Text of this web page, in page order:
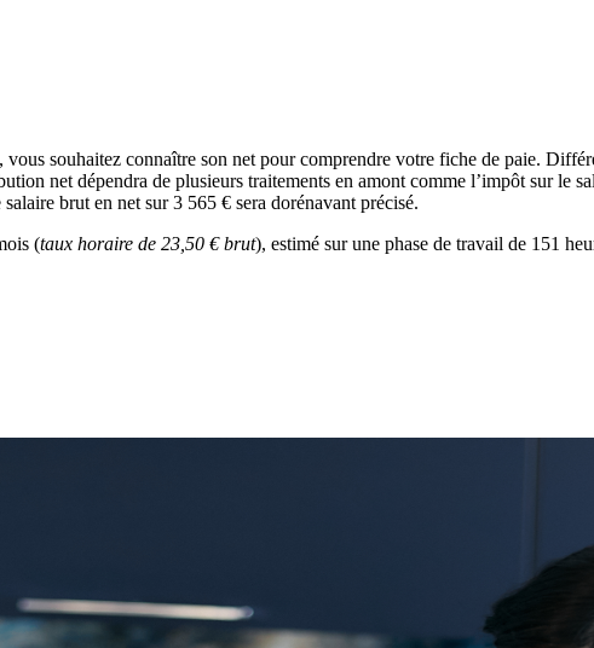
souhaitez connaître son net pour comprendre votre fiche de paie.
net dépendra de plusieurs traitements en amont comme l’impôt sur le
brut en net sur 3 565 € sera dorénavant précisé.
(taux horaire de 23,50 € brut), estimé sur une phase de travail de 151